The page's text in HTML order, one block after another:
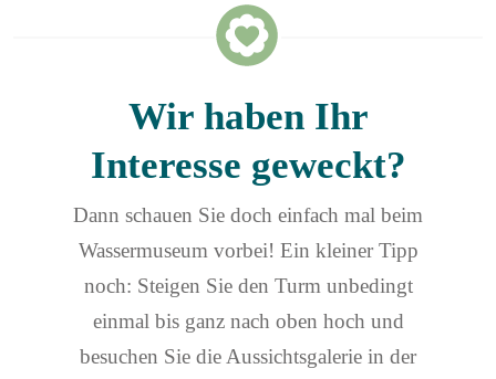
Wir haben Ihr
Interesse geweckt?
Dann schauen Sie doch einfach mal beim
Wassermuseum vorbei! Ein kleiner Tipp
noch: Steigen Sie den Turm unbedingt
einmal bis ganz nach oben hoch und
besuchen Sie die Aussichtsgalerie in der